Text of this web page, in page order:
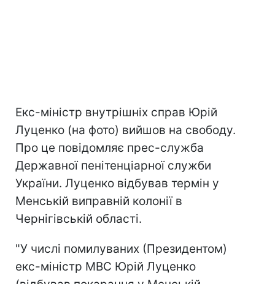
Екс-міністр внутрішніх справ Юрій
Луценко (на фото) вийшов на свободу.
Про це повідомляє прес-служба
Державної пенітенціарної служби
України. Луценко відбував термін у
Менській виправній колонії в
Чернігівській області.
"У числі помилуваних (Президентом)
екс-міністр МВС Юрій Луценко